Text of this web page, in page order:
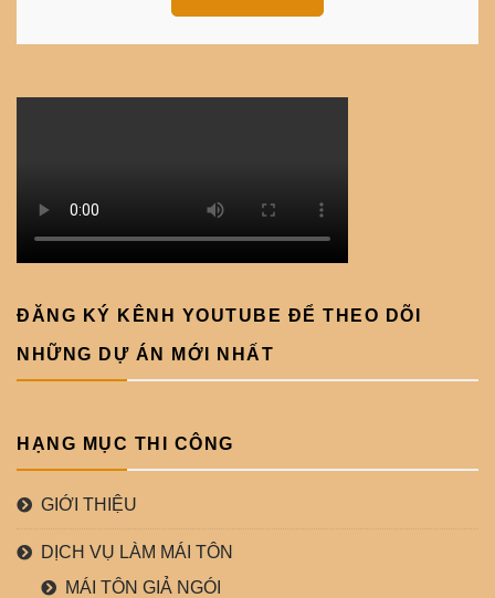
ĐĂNG KÝ KÊNH YOUTUBE ĐỂ THEO DÕI
NHỮNG DỰ ÁN MỚI NHẤT
HẠNG MỤC THI CÔNG
GIỚI THIỆU
DỊCH VỤ LÀM MÁI TÔN
MÁI TÔN GIẢ NGÓI